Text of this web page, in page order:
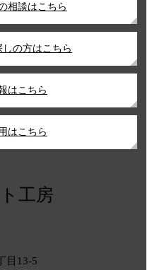
相談はこちら
の方はこちら
はこちら
はこちら
目13-5